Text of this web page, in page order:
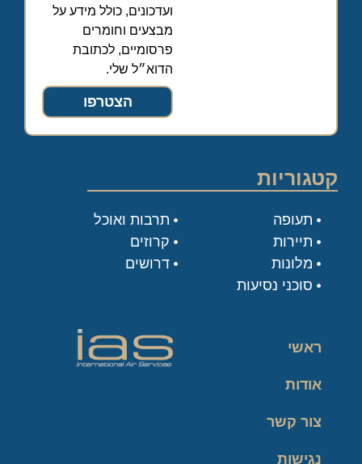
ועדכונים, כולל מידע על
מבצעים וחומרים
פרסומיים, לכתובת
הדוא״ל שלי.
הצטרפו
קטגוריות
תעופה
תיירות
מלונות
סוכני נסיעות
תרבות ואוכל
קרוזים
דרושים
ראשי
אודות
צור קשר
נגישות